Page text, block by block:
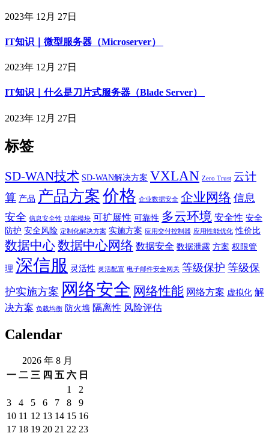
2023年 12月 27日
IT知识｜微型服务器（Microserver）
2023年 12月 27日
IT知识｜什么是刀片式服务器（Blade Server）
2023年 12月 27日
标签
SD-WAN技术 SD-WAN解决方案 VXLAN Zero Trust 云计
算 产品 产品方案价格 企业数据安全 企业网络 信息
安全 信息安全性 功能模块 可扩展性 可靠性 多云环境 安全性 安全
防护 安全风险 定制化解决方案 实施方案 应用交付控制器 应用性能优化 性价比
数据中心数据中心网络 数据安全 数据泄露 方案 权限管
理 深信服 灵活性 灵活配置 电子邮件安全网关 等级保护 等级保
护实施方案 网络安全 网络性能 网络方案 虚拟化 解
决方案 负载均衡 防火墙 隔离性 风险评估
Calendar
2026 年 8 月
一 二 三 四 五 六 日
1
2
3
4 5 6 7 8
9
10 11 12 13 14 15 16
17 18 19 20 21 22 23